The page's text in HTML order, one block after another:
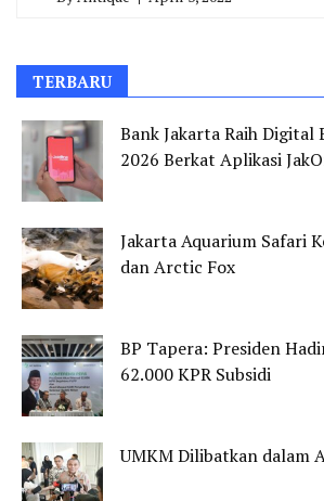
TERBARU
Bank Jakarta Raih Digital
2026 Berkat Aplikasi
Jakarta Aquarium Safari
dan Arctic Fox
BP Tapera: Presiden
62.000 KPR Subsidi
UMKM Dilibatkan dalam